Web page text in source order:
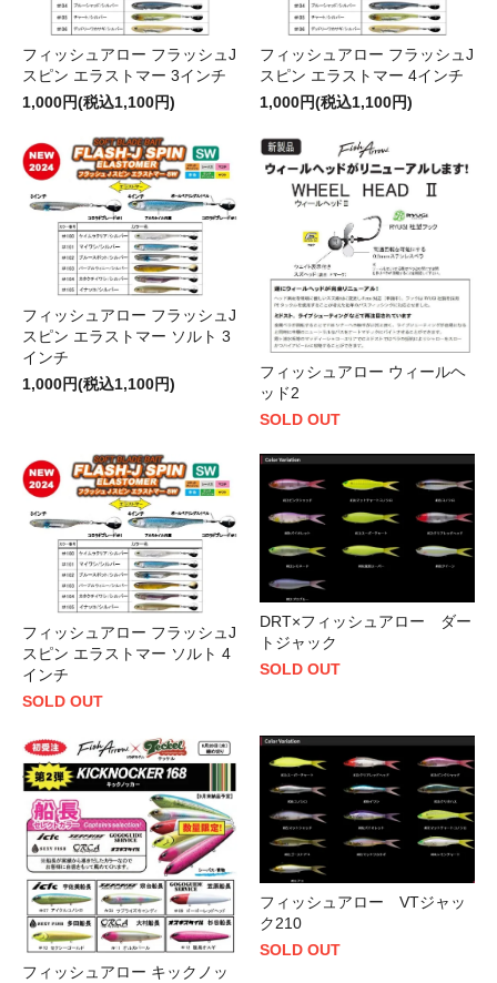
フィッシュアロー フラッシュJ
スピン エラストマー 3インチ
1,000円(税込1,100円)
フィッシュアロー フラッシュJ
スピン エラストマー 4インチ
1,000円(税込1,100円)
フィッシュアロー フラッシュJ
スピン エラストマー ソルト 3
インチ
1,000円(税込1,100円)
フィッシュアロー ウィールヘ
ッド2
SOLD OUT
フィッシュアロー フラッシュJ
スピン エラストマー ソルト 4
インチ
SOLD OUT
DRT×フィッシュアロー ダー
トジャック
SOLD OUT
フィッシュアロー キックノッ
フィッシュアロー VTジャッ
ク210
SOLD OUT